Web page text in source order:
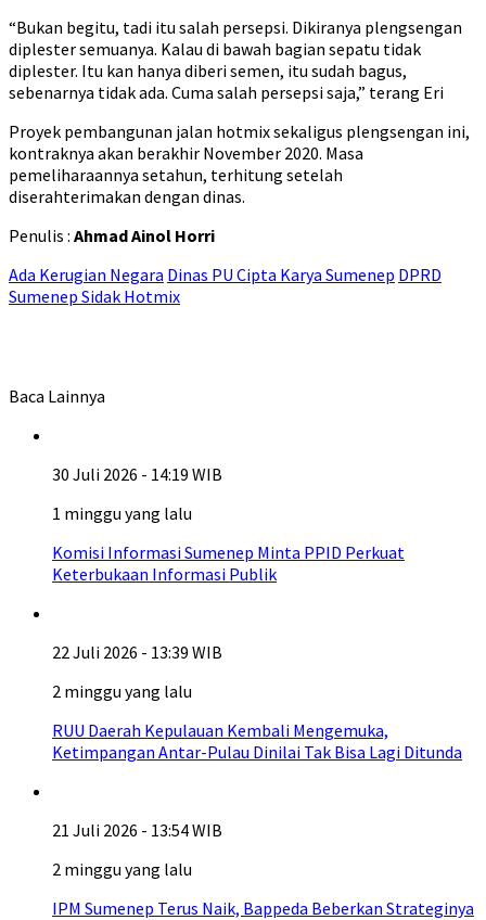
“Bukan begitu, tadi itu salah persepsi. Dikiranya plengsengan
diplester semuanya. Kalau di bawah bagian sepatu tidak
diplester. Itu kan hanya diberi semen, itu sudah bagus,
sebenarnya tidak ada. Cuma salah persepsi saja,” terang Eri
Proyek pembangunan jalan hotmix sekaligus plengsengan ini,
kontraknya akan berakhir November 2020. Masa
pemeliharaannya setahun, terhitung setelah
diserahterimakan dengan dinas.
Penulis : Ahmad Ainol Horri
Ada Kerugian Negara Dinas PU Cipta Karya Sumenep DPRD
Sumenep Sidak Hotmix
Baca Lainnya
30 Juli 2026 - 14:19 WIB
1 minggu yang lalu
Komisi Informasi Sumenep Minta PPID Perkuat
Keterbukaan Informasi Publik
22 Juli 2026 - 13:39 WIB
2 minggu yang lalu
RUU Daerah Kepulauan Kembali Mengemuka,
Ketimpangan Antar-Pulau Dinilai Tak Bisa Lagi Ditunda
21 Juli 2026 - 13:54 WIB
2 minggu yang lalu
IPM Sumenep Terus Naik, Bappeda Beberkan Strateginya